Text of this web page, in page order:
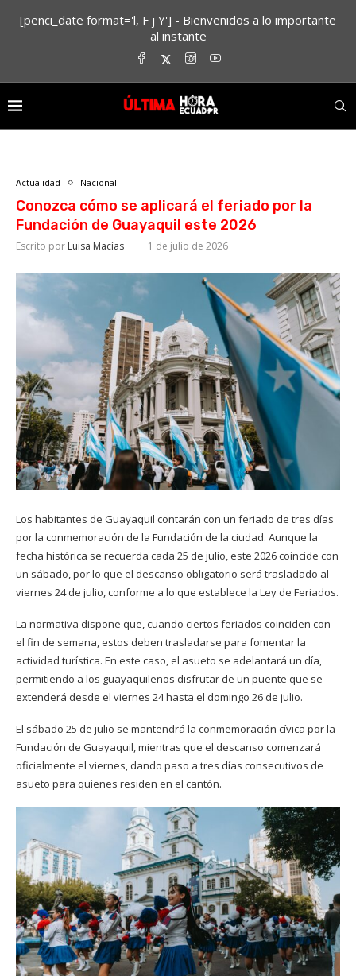
[penci_date format='l, F j Y'] - Bienvenidos a lo importante
al instante
Actualidad Nacional
Conozca cómo se aplicará el feriado por la
Fundación de Guayaquil este 2026
Escrito por Luisa Macías 1 de julio de 2026
Los habitantes de Guayaquil contarán con un feriado de tres días
por la conmemoración de la Fundación de la ciudad. Aunque la
fecha histórica se recuerda cada 25 de julio, este 2026 coincide con
un sábado, por lo que el descanso obligatorio será trasladado al
viernes 24 de julio, conforme a lo que establece la Ley de Feriados.
La normativa dispone que, cuando ciertos feriados coinciden con
el fin de semana, estos deben trasladarse para fomentar la
actividad turística. En este caso, el asueto se adelantará un día,
permitiendo a los guayaquileños disfrutar de un puente que se
extenderá desde el viernes 24 hasta el domingo 26 de julio.
El sábado 25 de julio se mantendrá la conmemoración cívica por la
Fundación de Guayaquil, mientras que el descanso comenzará
oficialmente el viernes, dando paso a tres días consecutivos de
asueto para quienes residen en el cantón.